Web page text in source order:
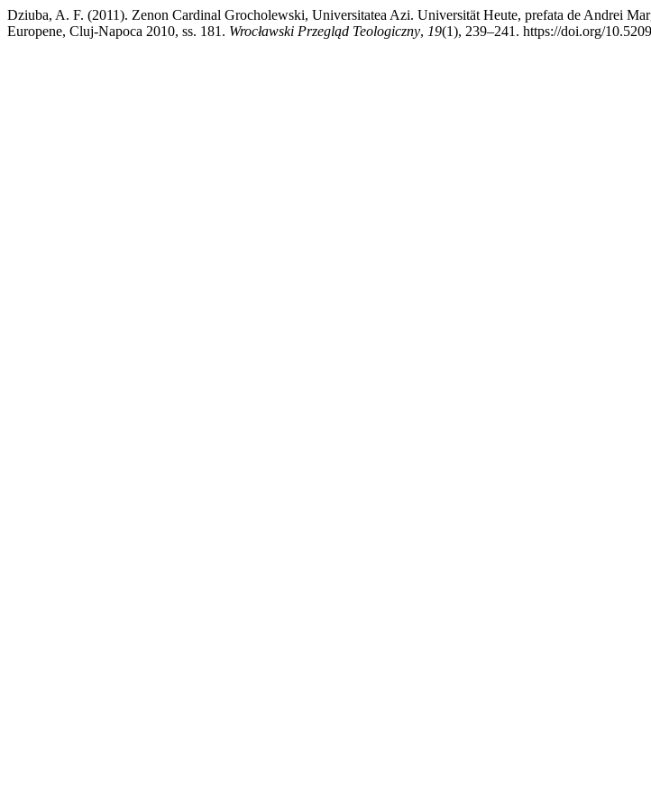
Dziuba, A. F. (2011). Zenon Cardinal Grocholewski, Universitatea Azi. Universität Heute, prefata de Andrei
Europene, Cluj-Napoca 2010, ss. 181. Wrocławski Przegląd Teologiczny, 19(1), 239–241. https://doi.org/